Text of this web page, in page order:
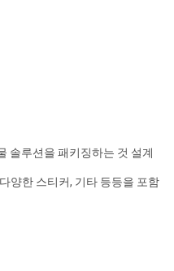
솔루션을 패키징하는 것 설계
양한 스티커, 기타 등등을 포함